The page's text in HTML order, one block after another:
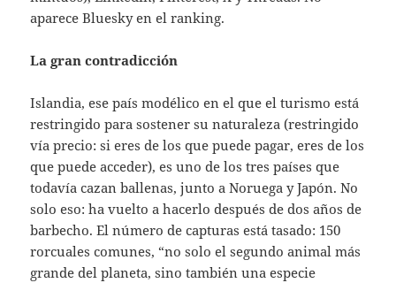
aparece Bluesky en el ranking.
La gran contradicción
Islandia, ese país modélico en el que el turismo está
restringido para sostener su naturaleza (restringido
vía precio: si eres de los que puede pagar, eres de los
que puede acceder), es uno de los tres países que
todavía cazan ballenas, junto a Noruega y Japón. No
solo eso: ha vuelto a hacerlo después de dos años de
barbecho. El número de capturas está tasado: 150
rorcuales comunes, “no solo el segundo animal más
grande del planeta, sino también una especie